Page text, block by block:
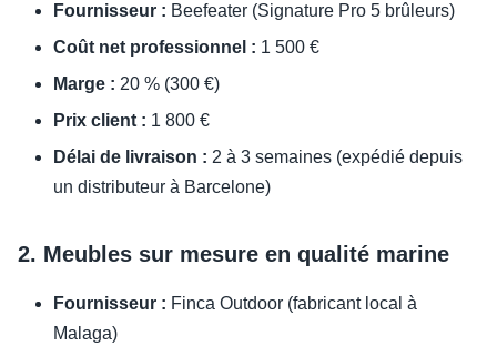
Fournisseur : Beefeater (Signature Pro 5 brûleurs)
Coût net professionnel : 1 500 €
Marge : 20 % (300 €)
Prix client : 1 800 €
Délai de livraison : 2 à 3 semaines (expédié depuis
un distributeur à Barcelone)
2. Meubles sur mesure en qualité marine
Fournisseur : Finca Outdoor (fabricant local à
Malaga)